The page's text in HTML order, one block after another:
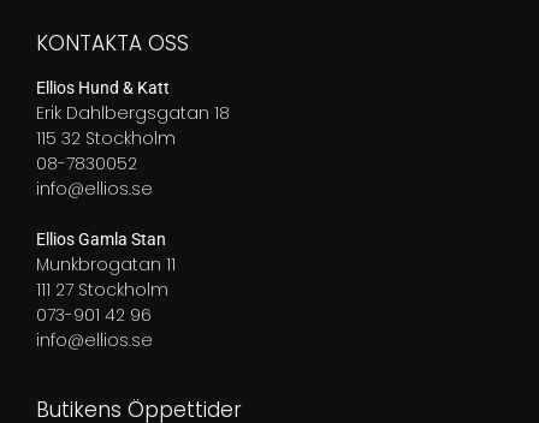
KONTAKTA OSS
Ellios Hund & Katt
Erik Dahlbergsgatan 18
115 32 Stockholm
08-7830052
info@ellios.se
Ellios Gamla Stan
Munkbrogatan 11
111 27 Stockholm
073-901 42 96
info@ellios.se
Butikens Öppettider